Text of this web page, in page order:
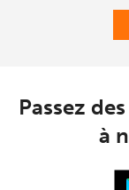
Passez
à